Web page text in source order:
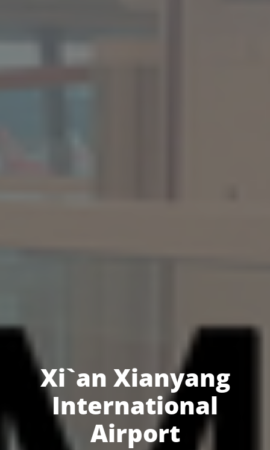
Xi`an Xianyang
International
Airport